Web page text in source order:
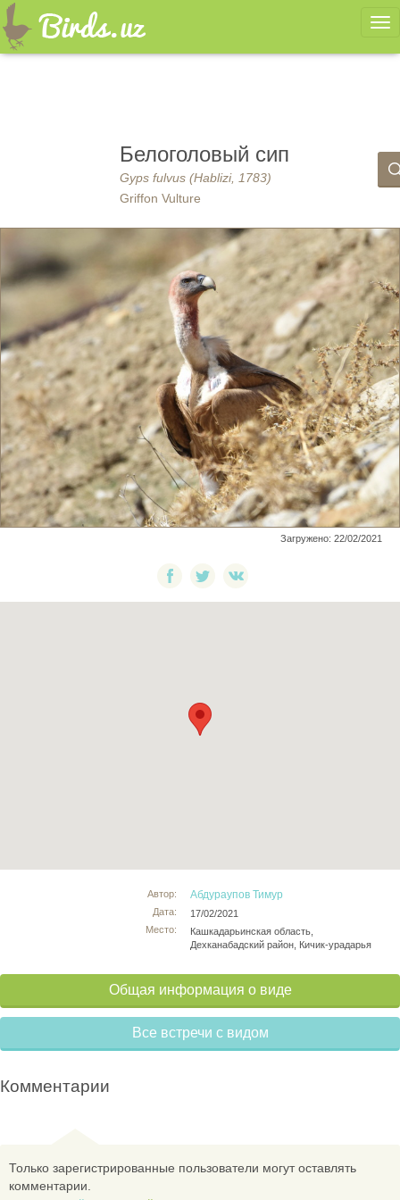
Белоголовый сип
Gyps fulvus (Hablizi, 1783)
Griffon Vulture
Загружено: 22/02/2021
Автор:
Дата:
Место:
Абдураупов Тимур
17/02/2021
Кашкадарьинская область,
Дехканабадский район, Кичик-урадарья
Общая информация о виде
Все встречи с видом
Комментарии
Только зарегистрированные пользователи могут оставлять
комментарии.